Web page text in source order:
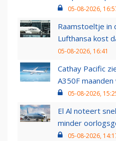
05-08-2026,
Raamstoeltje in
Lufthansa kost
05-08-2026, 16:41
Cathay Pacific
A350F
05-08-2026,
El Al noteert
minder
05-08-2026,